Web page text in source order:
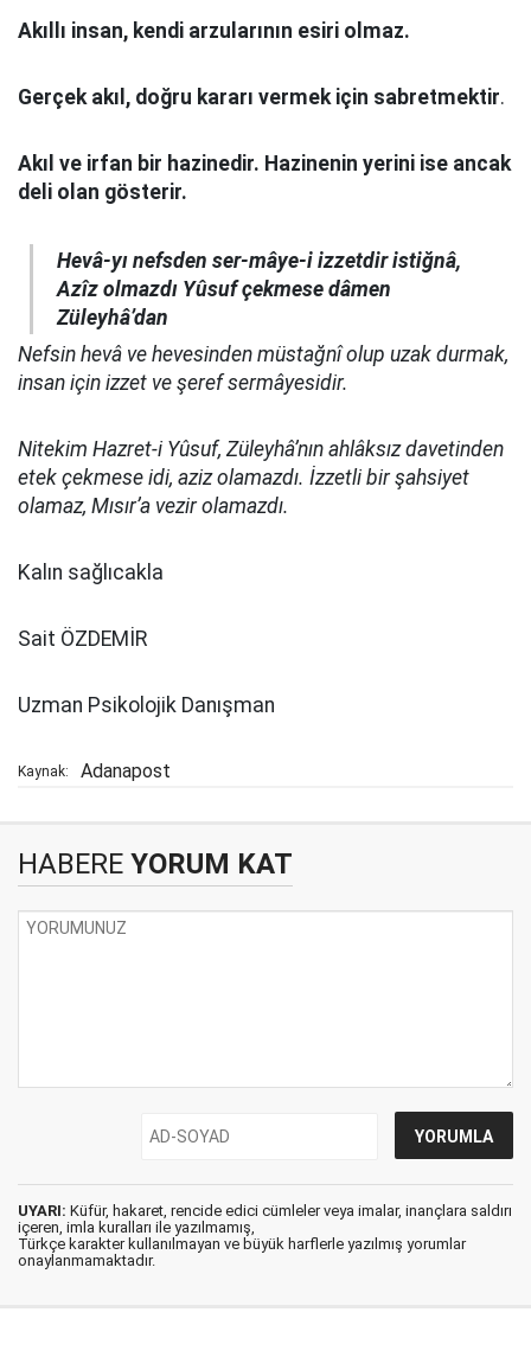
Akıllı insan, kendi arzularının esiri olmaz.
Gerçek akıl, doğru kararı vermek için sabretmektir.
Akıl ve irfan bir hazinedir. Hazinenin yerini ise ancak
deli olan gösterir.
Hevâ-yı nefsden ser-mâye-i izzetdir istiğnâ,
Azîz olmazdı Yûsuf çekmese dâmen
Züleyhâ’dan
Nefsin hevâ ve hevesinden müstağnî olup uzak durmak,
insan için izzet ve şeref sermâyesidir.
Nitekim Hazret-i Yûsuf, Züleyhâ’nın ahlâksız davetinden
etek çekmese idi, aziz olamazdı. İzzetli bir şahsiyet
olamaz, Mısır’a vezir olamazdı.
Kalın sağlıcakla
Sait ÖZDEMİR
Uzman Psikolojik Danışman
Kaynak: Adanapost
HABERE YORUM KAT
UYARI: Küfür, hakaret, rencide edici cümleler veya imalar, inançlara saldırı
içeren, imla kuralları ile yazılmamış,
Türkçe karakter kullanılmayan ve büyük harflerle yazılmış yorumlar
onaylanmamaktadır.